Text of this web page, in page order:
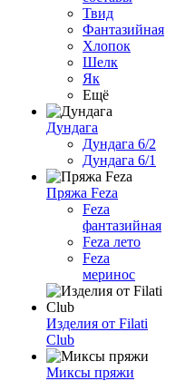
Твид
Фантазийная
Хлопок
Шелк
Як
Ещё
Дундага
Дундага 6/2
Дундага 6/1
Пряжа Feza
Feza
фантазийная
Feza лето
Feza
меринос
Изделия от Filati
Club
Миксы пряжи